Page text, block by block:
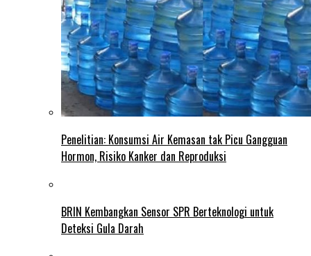
Penelitian: Konsumsi Air Kemasan tak Picu Gangguan
Hormon, Risiko Kanker dan Reproduksi
BRIN Kembangkan Sensor SPR Berteknologi untuk
Deteksi Gula Darah